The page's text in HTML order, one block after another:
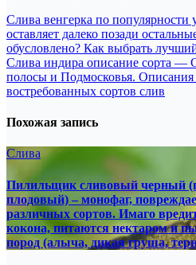
Навигация
по
записям
Слива венгерка по популярности
оставляет далеко позади
обусловлено? Как выбрать
Слива индира описание сорта —
полосы и Подмосковья.
востребованных сортов слив
Похожая запись
Слива
Пилильщик сливовый черный
плодовый) – монофаг,
различных сортов. Имаго
кокона, питаются нектаром и
пород (алыча, дикая груша,